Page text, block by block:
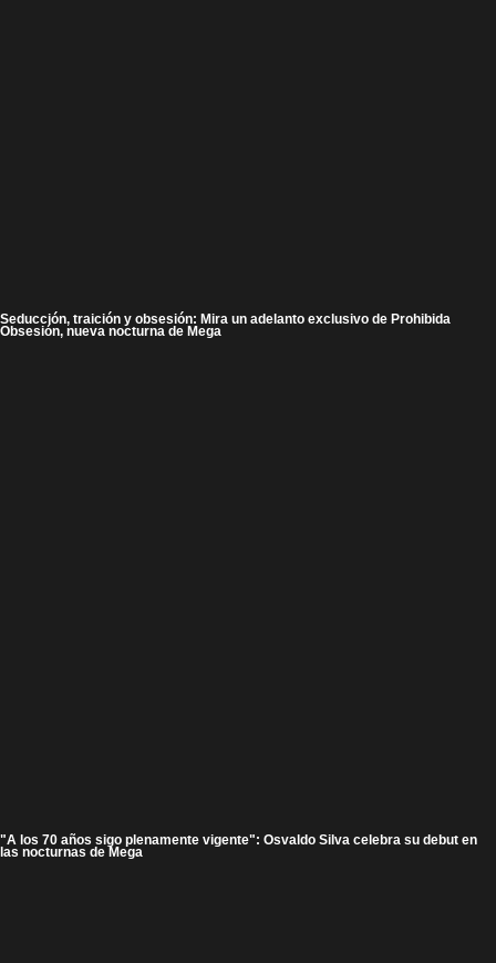
Seducción, traición y obsesión: Mira un adelanto exclusivo de Prohibida
Obsesión, nueva nocturna de Mega
"A los 70 años sigo plenamente vigente": Osvaldo Silva celebra su debut en
las nocturnas de Mega